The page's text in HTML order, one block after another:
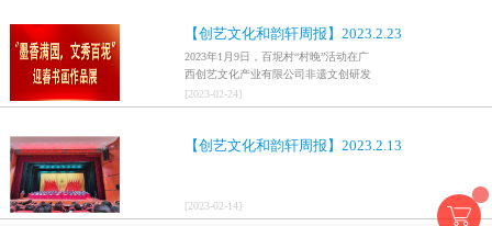
【创艺文化和韵轩周报】2023.2.23
2023年1月9日，百坭村“村晚”活动在广
西创艺文化产业有限公司非遗文创研发
基地、百色市乐业县百坭壮族织布技艺
传承创意基地正式开启，活动紧扣“启航
村特色设计舞美，突出乡村文艺新体
[2023-02-24]
【创艺文化和韵轩周报】2023.2.13
[2023-02-14]